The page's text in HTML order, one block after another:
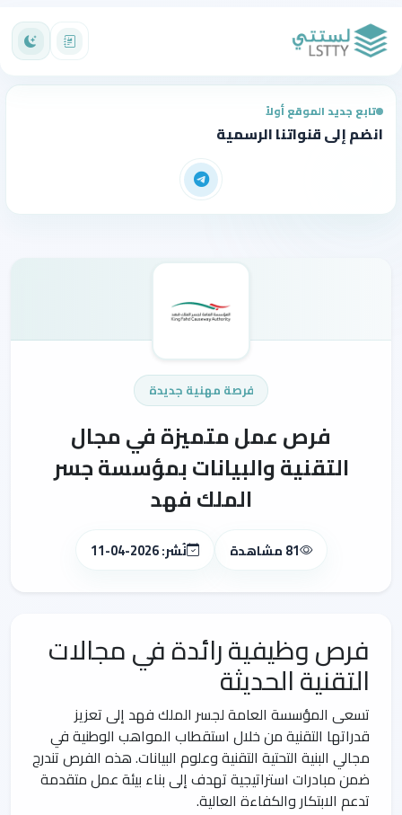
تابع جديد الموقع أولاً
انضم إلى قنواتنا الرسمية
فرصة مهنية جديدة
فرص عمل متميزة في مجال
التقنية والبيانات بمؤسسة جسر
الملك فهد
81 مشاهدة نُشر: 2026-04-11
فرص وظيفية رائدة في مجالات
التقنية الحديثة
تسعى المؤسسة العامة لجسر الملك فهد إلى تعزيز
قدراتها التقنية من خلال استقطاب المواهب الوطنية في
مجالي البنية التحتية التقنية وعلوم البيانات. هذه الفرص تندرج
ضمن مبادرات استراتيجية تهدف إلى بناء بيئة عمل متقدمة
تدعم الابتكار والكفاءة العالية.